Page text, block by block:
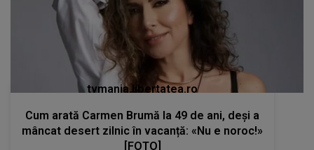
tvmania.libertatea.ro
Cum arată Carmen Brumă la 49 de ani, deși a
mâncat desert zilnic în vacanță: «Nu e noroc!»
[FOTO]